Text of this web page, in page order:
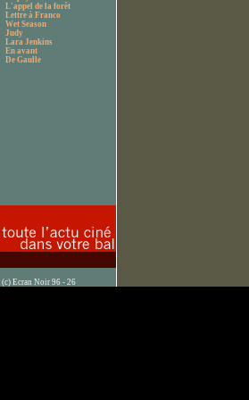
L'appel de la forêt
Lettre à Franco
Wet Season
Judy
Lara Jenkins
En avant
De Gaulle
(c) Ecran Noir 96 - 26